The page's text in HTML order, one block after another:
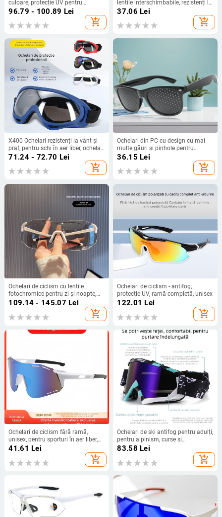
culoare, protecție UV pentru
activități în aer liber: drumeții,
alpinism, schi și ciclism, rezistenți la
vânt și praf
96.79 - 100.89 Lei
add_shopping_cart
lentile interschimbabile, rezistenți la
vânt, protecție UV
37.06 Lei
add_shopping_cart
X400 Ochelari rezistenți la vânt și
praf, pentru schi în aer liber, ochelari
tactici de luptă, ochelari pentru
71.24 - 72.70 Lei
add_shopping_cart
Ochelari din PC cu design cu mai
multe găuri și pinhole pentru
corectarea strabismului și
ambliopiei; grosimea lentilei 1,3
mm; protejează împotriva miopiei.
36.15 Lei
add_shopping_cart
Ochelari de ciclism cu lentile
fotochromice pentru zi și noapte,
unisex, rezistenți la vânt și nisip
109.14 - 145.07 Lei
add_shopping_cart
Ochelari de ciclism - antifog,
protecție UV, ramă completă, unisex
122.01 Lei
add_shopping_cart
Ochelari de ciclism fără ramă,
unisex, pentru sporturi în aer liber,
protecție UV, cadru mare
41.61 Lei
add_shopping_cart
Ochelari de ski antifog pentru adulți,
pentru alpinism, curse și
motociclete – protecție împotriva
83.58 Lei
add_shopping_cart